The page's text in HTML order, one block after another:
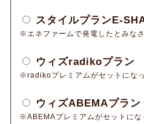
スタイルプランE-
※エネファームで発電したとみな
ウィズradikoプラン
※radikoプレミアムがセットにな
ウィズABEMAプラン
※ABEMAプレミアムがセットにな